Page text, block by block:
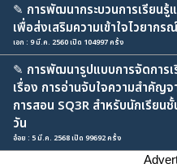
✎ การพัฒนากระบวนการเรียน
เพื่อส่งเสริมความเข้าใจไวยากร
เอก : 9 มี.ค. 2560 เปิด 104997 ครั้ง
✎ การพัฒนารูปแบบการจัดการ
เรื่อง การอ่านจับใจความสำคัญ
การสอน SQ3R สำหรับนักเรียน
วัน
อ๋อย : 5 มี.ค. 2568 เปิด 99692 ครั้ง